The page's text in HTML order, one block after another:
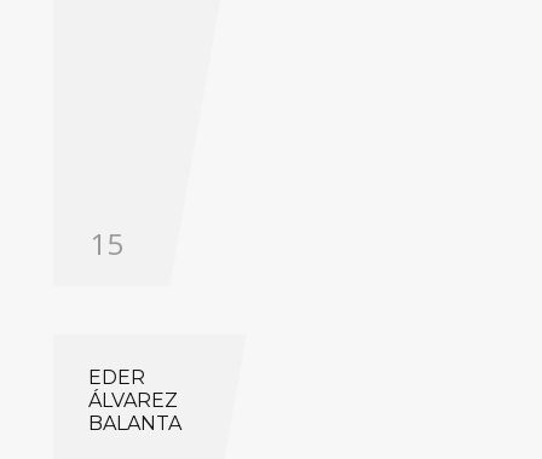
15
EDER
ÁLVAREZ
BALANTA